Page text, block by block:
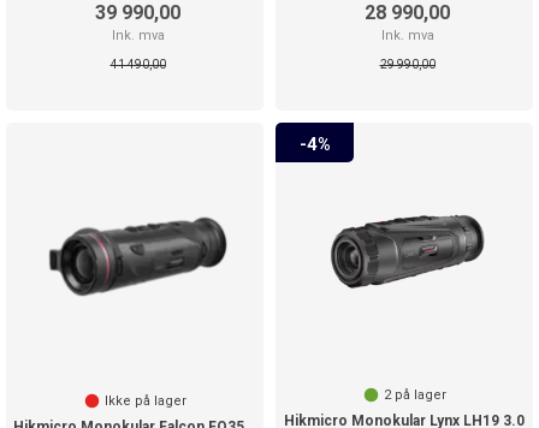
39 990,00
Ink. mva
41 490,00
28 990,00
Ink. mva
29 990,00
Ikke på lager
4%
2på lager
Hikmicro Monokular Lynx LH19 3.0